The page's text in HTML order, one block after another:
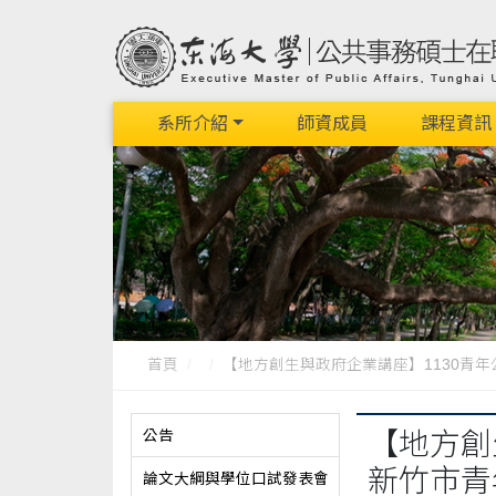
系所介紹 師資成員 課程資訊
首頁 【地方創生與政府企業講座】1130青
公告
論文大綱與學位口試發表會
【地方
新竹市